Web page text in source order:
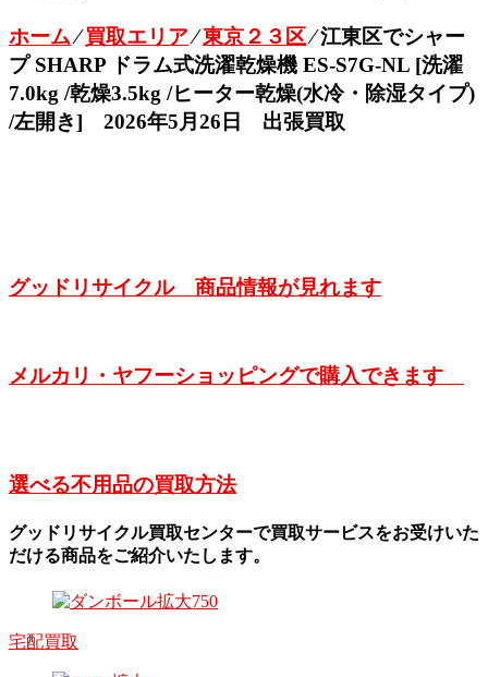
ホーム⁄買取エリア⁄東京２３区⁄江東区でシャー
プ SHARP ドラム式洗濯乾燥機 ES-S7G-NL [洗濯
7.0kg /乾燥3.5kg /ヒーター乾燥(水冷・除湿タイプ)
/左開き] 2026年5月26日 出張買取
グッドリサイクル 商品情報が見れます
メルカリ・ヤフーショッピングで購入できます
選べる不用品の買取方法
グッドリサイクル買取センターで買取サービスをお受けいた
だける商品をご紹介いたします。
宅配買取